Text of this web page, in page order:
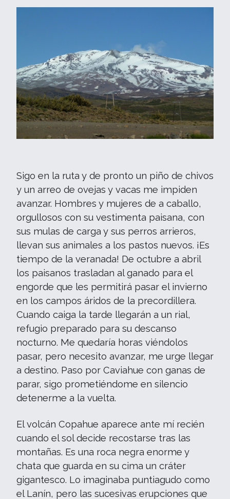
Sigo en la ruta y de pronto un piño de chivos
y un arreo de ovejas y vacas me impiden
avanzar. Hombres y mujeres de a caballo,
orgullosos con su vestimenta paisana, con
sus mulas de carga y sus perros arrieros,
llevan sus animales a los pastos nuevos. ¡Es
tiempo de la veranada! De octubre a abril
los paisanos trasladan al ganado para el
engorde que les permitirá pasar el invierno
en los campos áridos de la precordillera.
Cuando caiga la tarde llegarán a un rial,
refugio preparado para su descanso
nocturno. Me quedaría horas viéndolos
pasar, pero necesito avanzar, me urge llegar
a destino. Paso por Caviahue con ganas de
parar, sigo prometiéndome en silencio
detenerme a la vuelta.
El volcán Copahue aparece ante mí recién
cuando el sol decide recostarse tras las
montañas. Es una roca negra enorme y
chata que guarda en su cima un cráter
gigantesco. Lo imaginaba puntiagudo como
el Lanín, pero las sucesivas erupciones que